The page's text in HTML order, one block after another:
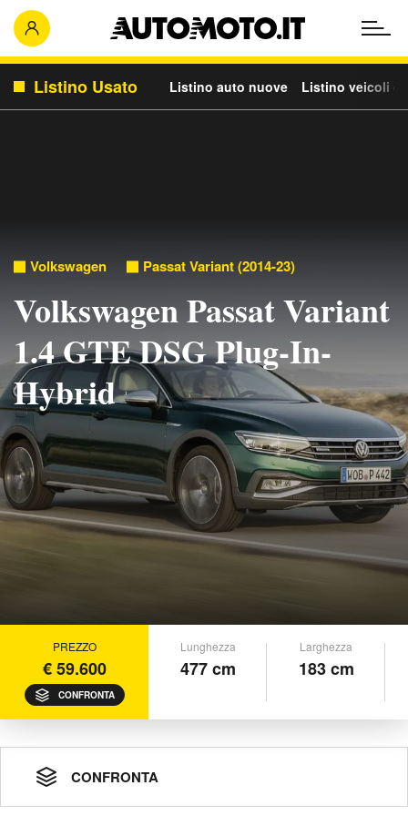
Listino Usato Listino auto nuove Listino veicoli
Volkswagen Passat Variant (2014-23)
Volkswagen Passat Variant
1.4 GTE DSG Plug-In-
Hybrid
PREZZO
€ 59.600
CONFRONTA
Lunghezza
477 cm
Larghezza
183 cm
CONFRONTA